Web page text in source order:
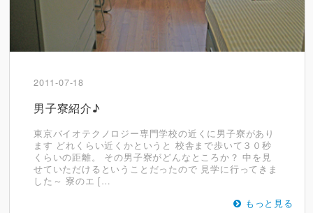
2011-07-18
男子寮紹介♪
東京バイオテクノロジー専門学校の近くに男子寮があり
ます どれくらい近くかというと 校舎まで歩いて３０秒
くらいの距離。 その男子寮がどんなところか？ 中を見
せていただけるということだったので 見学に行ってきま
した～ 寮のエ […
もっと見る